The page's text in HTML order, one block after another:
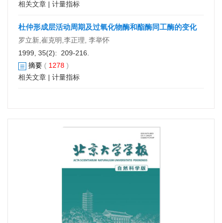
相关文章 | 计量指标
杜仲形成层活动周期及过氧化物酶和酯酶同工酶的变化
罗立新,崔克明,李正理, 李举怀
1999, 35(2): 209-216.
摘要 ( 1278 )
相关文章 | 计量指标